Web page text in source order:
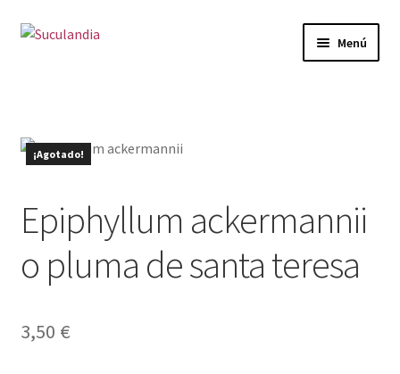
Ir
Ir
Menú
Carrito
Finalizar compra
Envío y Devoluciones
¡Agotado!
Epiphyllum ackermannii
o pluma de santa teresa
3,50 €